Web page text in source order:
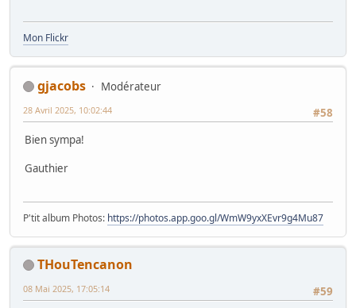
Mon Flickr
gjacobs
Modérateur
#58
28 Avril 2025, 10:02:44
Bien sympa!
Gauthier
P'tit album Photos: https://photos.app.goo.gl/WmW9yxXEvr9g4Mu87
THouTencanon
#59
08 Mai 2025, 17:05:14